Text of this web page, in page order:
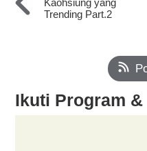
Kaohsiung yang
Trending Part.2
Ikuti Program